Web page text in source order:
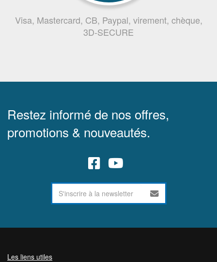
Visa, Mastercard, CB, Paypal, virement, chèque,
3D-SECURE
Restez informé de nos offres,
promotions & nouveautés.
Les liens utiles